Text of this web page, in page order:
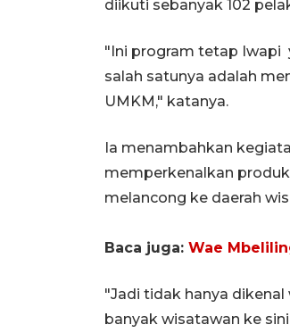
diikuti sebanyak 102
"Ini program tetap Iwapi
salah satunya adalah
UMKM," katanya.
Ia menambahkan
memperkenalkan
melancong ke daerah
Baca juga: Wae
"Jadi tidak hanya
banyak wisatawan ke